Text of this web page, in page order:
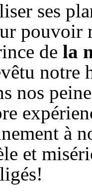
ses
pouvoir
de la
notre
nos
à
et